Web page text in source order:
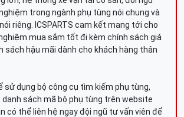
trong ngành phụ tùng nói chung và
riêng. ICSPARTS cam kết mang tới cho
mua sắm tốt đi kèm chính sách giá
sách hậu mãi dành cho khách hàng thân
sử dụng bộ công cụ tìm kiếm phụ tùng,
sách mã bộ phụ tùng trên website
có thể liên hệ ngay đội ngũ tư vấn viên để